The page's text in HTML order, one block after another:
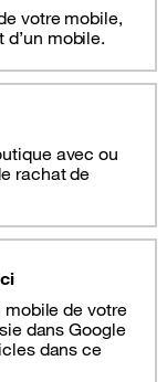
votre mobile,
mobile.
avec ou
rachat de
de votre
dans Google
dans ce